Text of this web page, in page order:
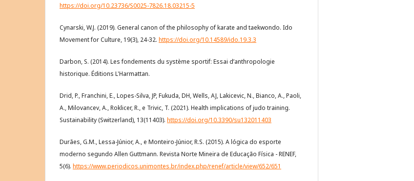
https://doi.org/10.23736/S0025-7826.18.03215-5
Cynarski, W.J. (2019). General canon of the philosophy of karate and taekwondo. Ido
Movement for Culture, 19(3), 24-32. https://doi.org/10.14589/ido.19.3.3
Darbon, S. (2014). Les fondements du système sportif: Essai d’anthropologie
historique. Éditions L'Harmattan.
Drid, P., Franchini, E., Lopes-Silva, JP, Fukuda, DH, Wells, AJ, Lakicevic, N., Bianco, A., Paoli,
A., Milovancev, A., Roklicer, R., e Trivic, T. (2021). Health implications of judo training.
Sustainability (Switzerland), 13(11403). https://doi.org/10.3390/su132011403
Durães, G.M., Lessa-Júnior, A., e Monteiro-Júnior, R.S. (2015). A lógica do esporte
moderno segundo Allen Guttmann. Revista Norte Mineira de Educação Física - RENEF,
5(6). https://www.periodicos.unimontes.br/index.php/renef/article/view/652/651